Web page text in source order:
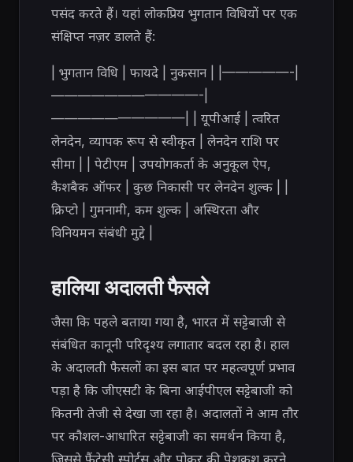
पसंद करते हैं। यहां लोकप्रिय भुगतान विधियों पर एक
संक्षिप्त नज़र डालते हैं:
| भुगतान विधि | फायदे | नुकसान | |—————-|
———————————-|
——————————| | यूपीआई | त्वरित
लेनदेन, व्यापक रूप से स्वीकृत | लेनदेन राशि पर
सीमा | | पेटीएम | उपयोगकर्ता के अनुकूल ऐप,
कैशबैक ऑफर | कुछ निकासी पर लेनदेन शुल्क | |
क्रिप्टो | गुमनामी, कम शुल्क | अस्थिरता और
विनियमन संबंधी मुद्दे |
हालिया अदालती फैसले
जैसा कि पहले बताया गया है, भारत में सट्टेबाजी से
संबंधित कानूनी परिदृश्य लगातार बदल रहा है। हाल
के अदालती फैसलों का इस बात पर महत्वपूर्ण प्रभाव
पड़ा है कि जीएसटी के बिना आईपीएल सट्टेबाजी को
कितनी तेजी से देखा जा रहा है। अदालतों ने आम तौर
पर कौशल-आधारित सट्टेबाजी का समर्थन किया है,
जिससे फैंटेसी स्पोर्ट्स और पोकर की पेशकश करने